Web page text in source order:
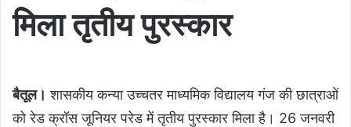
मिला तृतीय पुरस्कार
बैतूल। शासकीय कन्या उच्चतर माध्यमिक विद्यालय गंज की छात्राओं
को रेड क्रॉस जूनियर परेड में तृतीय पुरस्कार मिला है। 26 जनवरी